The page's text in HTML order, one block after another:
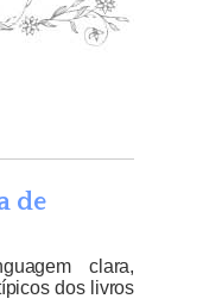
de
clara,
dos livros